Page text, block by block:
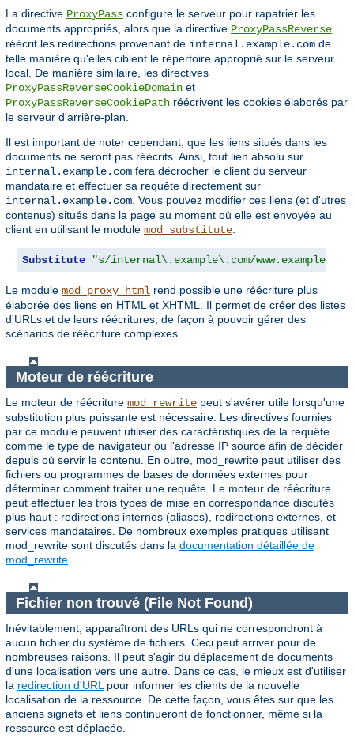
La directive ProxyPass configure le serveur pour rapatrier les
documents appropriés, alors que la directive ProxyPassReverse
réécrit les redirections provenant de internal.example.com de
telle manière qu'elles ciblent le répertoire approprié sur le serveur
local. De manière similaire, les directives
ProxyPassReverseCookieDomain et
ProxyPassReverseCookiePath réécrivent les cookies élaborés par
le serveur d'arrière-plan.
Il est important de noter cependant, que les liens situés dans les
documents ne seront pas réécrits. Ainsi, tout lien absolu sur
internal.example.com fera décrocher le client du serveur
mandataire et effectuer sa requête directement sur
internal.example.com . Vous pouvez modifier ces liens (et d'utres
contenus) situés dans la page au moment où elle est envoyée au
client en utilisant le module mod_substitute
Substitute "s/internal\.example\.com/
Le module mod_proxy_html rend possible une réécriture plus
élaborée des liens en HTML et XHTML. Il permet de créer des listes
d'URLs et de leurs réécritures, de façon à pouvoir gérer des
scénarios de réécriture complexes.
Moteur de réécriture
Le moteur de réécriture mod_rewrite peut s'avérer utile lorsqu'une
substitution plus puissante est nécessaire. Les directives fournies
par ce module peuvent utiliser des caractéristiques de la requête
comme le type de navigateur ou l'adresse IP source afin de décider
depuis où servir le contenu. En outre, mod_rewrite peut utiliser des
fichiers ou programmes de bases de données externes pour
déterminer comment traiter une requête. Le moteur de réécriture
peut effectuer les trois types de mise en correspondance discutés
plus haut : redirections internes (aliases), redirections externes, et
services mandataires. De nombreux exemples pratiques utilisant
mod_rewrite sont discutés dans la documentation détaillée de
mod_rewrite.
Fichier non trouvé (File Not Found)
Inévitablement, apparaîtront des URLs qui ne correspondront à
aucun fichier du système de fichiers. Ceci peut arriver pour de
nombreuses raisons. Il peut s'agir du déplacement de documents
d'une localisation vers une autre. Dans ce cas, le mieux est d'utiliser
la redirection d'URLpour informer les clients de la nouvelle
localisation de la ressource. De cette façon, vous êtes sur que les
anciens signets et liens continueront de fonctionner, même si la
ressource est déplacée.